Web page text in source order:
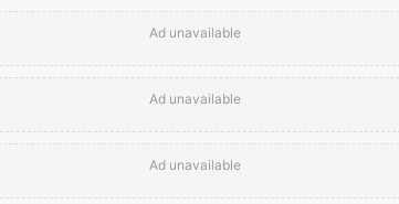
Ad unavailable
Ad unavailable
Ad unavailable